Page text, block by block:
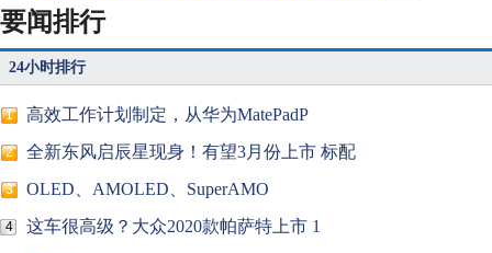
要闻排行
24小时排行
1 高效工作计划制定，从华为MatePadP
2 全新东风启辰星现身！有望3月份上市 标配
3 OLED、AMOLED、SuperAMO
4 这车很高级？大众2020款帕萨特上市 1